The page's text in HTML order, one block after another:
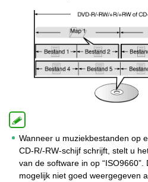
Wanneer u muziekbestanden op
CD-R/-RW-schijf schrijft, stelt u
van de software in op
mogelijk niet goed weergegeven